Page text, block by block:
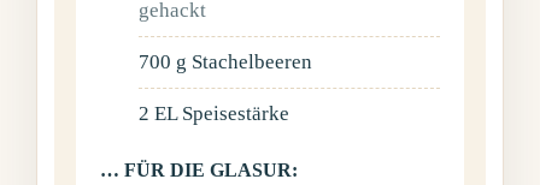
gehackt
700 g Stachelbeeren
2 EL Speisestärke
… FÜR DIE GLASUR: